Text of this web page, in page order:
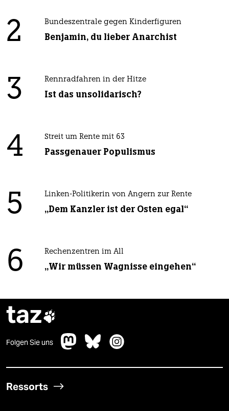
2 Bundeszentrale gegen Kinderfiguren
Benjamin, du lieber Anarchist
3 Rennradfahren in der Hitze
Ist das unsolidarisch?
4 Streit um Rente mit 63
Passgenauer Populismus
5 Linken-Politikerin von Angern zur Rente
„Dem Kanzler ist der Osten egal“
6 Rechenzentren im All
„Wir müssen Wagnisse eingehen“
taz
Folgen Sie uns
Ressorts